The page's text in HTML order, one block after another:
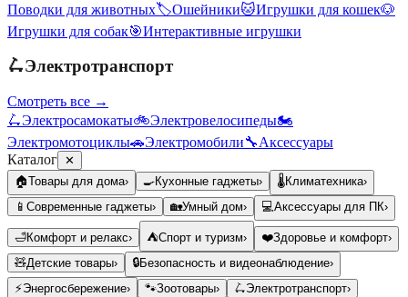
Поводки для животных🏷️Ошейники🐱Игрушки для кошек🐶
Игрушки для собак🎯Интерактивные игрушки
🛴Электротранспорт
Смотреть все →
🛴Электросамокаты🚲Электровелосипеды🏍️
Электромотоциклы🚗Электромобили🔧Аксессуары
Каталог ✕
🏠Товары для дома› 🍳Кухонные гаджеты› 🌡️Климатехника›
📱 Современные гаджеты› 🏡Умный дом› 💻Аксессуары для ПК›
🛁Комфорт и релакс› ⛺Спорт и туризм› ❤️Здоровье и комфорт›
🧸Детские товары› 🔒Безопасность и видеонаблюдение›
⚡Энергосбережение› 🐾Зоотовары› 🛴Электротранспорт›